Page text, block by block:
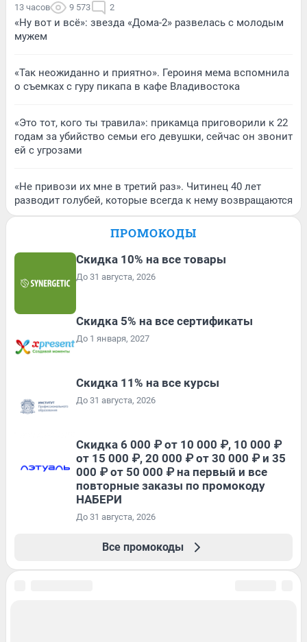
13 часов 9 573 2
«Ну вот и всё»: звезда «Дома-2» развелась с молодым
мужем
«Так неожиданно и приятно». Героиня мема вспомнила
о съемках с гуру пикапа в кафе Владивостока
«Это тот, кого ты травила»: прикамца приговорили к 22
годам за убийство семьи его девушки, сейчас он звонит
ей с угрозами
«Не привози их мне в третий раз». Читинец 40 лет
разводит голубей, которые всегда к нему возвращаются
ПРОМОКОДЫ
Скидка 10% на все товары
До 31 августа, 2026
Скидка 5% на все сертификаты
До 1 января, 2027
Скидка 11% на все курсы
До 31 августа, 2026
Скидка 6 000 ₽ от 10 000 ₽, 10 000 ₽
от 15 000 ₽, 20 000 ₽ от 30 000 ₽ и 35
000 ₽ от 50 000 ₽ на первый и все
повторные заказы по промокоду
НАБЕРИ
До 31 августа, 2026
Все промокоды